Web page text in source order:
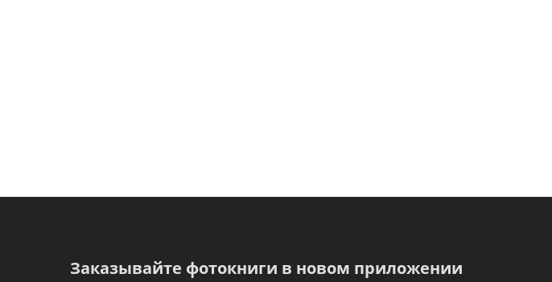
Заказывайте фотокниги в новом приложении